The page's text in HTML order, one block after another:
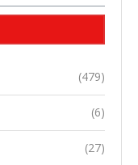
(479)
(6)
(27)